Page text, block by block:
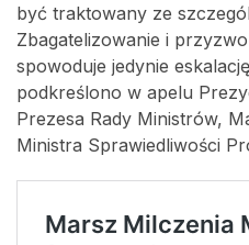
być traktowany ze
Zbagatelizowanie i
spowoduje jedynie
podkreślono w apelu
Prezesa Rady Ministrów,
Ministra Sprawiedliwości